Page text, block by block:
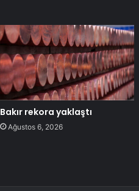
Bakır rekora yaklaştı
Ağustos 6, 2026